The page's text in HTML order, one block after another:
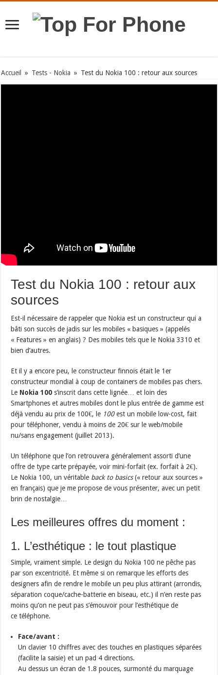
Accueil » Tests - Nokia » Test du Nokia 100 : retour aux sources
Test du Nokia 100 : retour aux
sources
Est-il nécessaire de rappeler que Nokia est un constructeur qui a
bâti son succès de jadis sur les mobiles « basiques » (appelés
« Features » en anglais) ? Des mobiles tels que le Nokia 3310 et
bien d’autres.
Et il y a encore peu, le constructeur finnois était le 1er
constructeur mondial à coup de containers de mobiles pas chers.
Le Nokia 100 s’inscrit dans cette lignée… et loin des
Smartphones et autres mobiles dont le plus entrée de gamme est
déjà vendu au prix de 100€, le 100est un mobile low-cost, fait
pour téléphoner, vendu à moins de 20€ sur le web/mobile
nu/sans engagement (juillet 2013).
Un téléphone que l’on retrouvera généralement assorti d’une
offre de type carte prépayée, voir mini-forfait (ex. forfait à 2€).
Le Nokia 100, un véritable back to basics(« retour aux sources »
en français) que je me propose de vous présenter, avec un petit
brin de nostalgie…
Les meilleures offres du moment :
1. L’esthétique : le tout plastique
Simple, vraiment simple. Le design du Nokia 100 ne pêche pas
par son excentricité. Et même si on remarque les efforts des
designers afin de rendre le mobile un peu plus attirant (arrondis,
séparation coque/cache-batterie en biseau, etc.) il n’en reste pas
moins qu’on ne peut pas s’émouvoir pour l’esthétique de
ce téléphone.
Face/avant :
Un clavier 10 chiffres avec des touches en plastiques séparées
(facilite la saisie) et un pad 4 directions.
Au dessus un écran de 1.8 pouces, surmonté du marquage